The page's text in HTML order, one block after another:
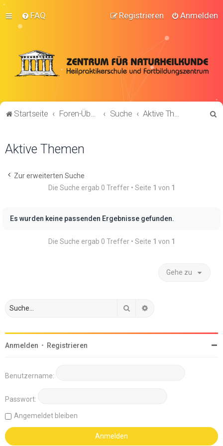
FAQ Anmelden
Registrieren
Startseite Foren-Übersicht Suche Aktive Themen
Aktive Themen
Zur erweiterten Suche
Die Suche ergab 0 Treffer • Seite 1 von 1
Es wurden keine passenden Ergebnisse gefunden.
Die Suche ergab 0 Treffer • Seite 1 von 1
Gehe zu
Suche
Anmelden • Registrieren
Benutzername:
Passwort:
Angemeldet bleiben